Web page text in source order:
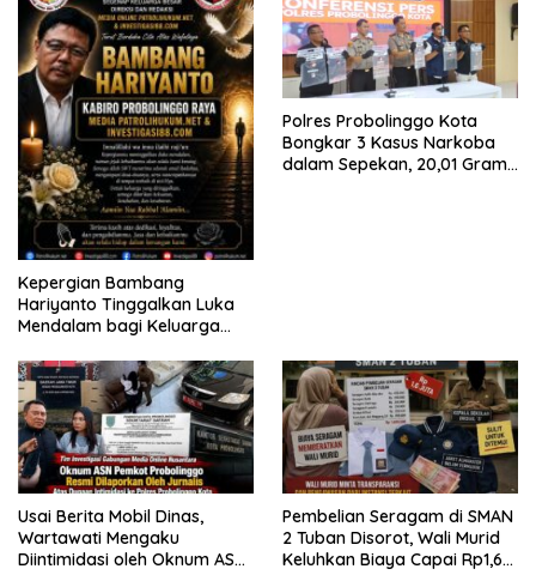
Kepergian Bambang
Hariyanto Tinggalkan Luka
Mendalam bagi Keluarga
Polres Probolinggo Kota
Bongkar 3 Kasus Narkoba
dalam Sepekan, 20,01 Gram
Usai Berita Mobil Dinas,
Wartawati Mengaku
Diintimidasi oleh Oknum ASN
Pembelian Seragam di SMAN
2 Tuban Disorot, Wali Murid
Keluhkan Biaya Capai Rp1,6